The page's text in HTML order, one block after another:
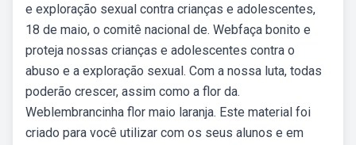
e exploração sexual contra crianças e adolescentes,
18 de maio, o comitê nacional de. Webfaça bonito e
proteja nossas crianças e adolescentes contra o
abuso e a exploração sexual. Com a nossa luta, todas
poderão crescer, assim como a flor da.
Weblembrancinha flor maio laranja. Este material foi
criado para você utilizar com os seus alunos e em